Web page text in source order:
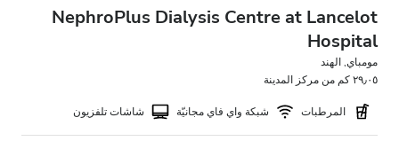
أكثر من 300 يورو
المناوبات
الصباح
NephroPlus Dialysis Centre at Lancelot
Hospital
مومباي, الهند
٢٩٫٠٥ كم من مركز المدينة
المرطبات شبكة واي فاي مجانيّة شاشات تلفزيون